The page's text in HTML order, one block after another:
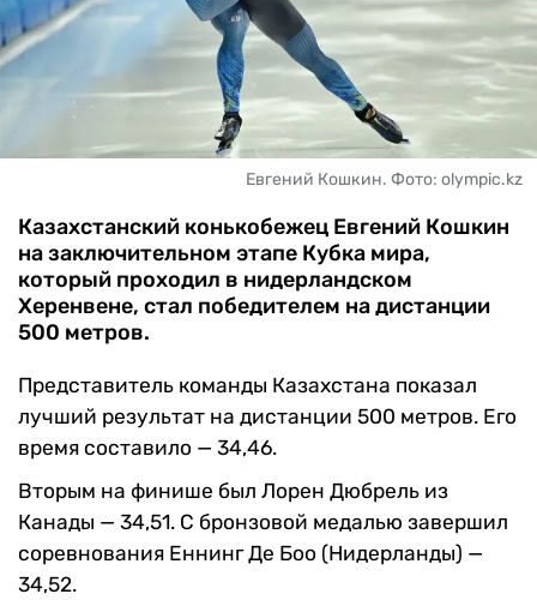
ЧМ-2026
ДРУГИЕ
БУКМЕКЕРЫ
Евгений Кошкин. Фото: olympic.kz
Казахстанский конькобежец Евгений Кошкин
на заключительном этапе Кубка мира,
который проходил в нидерландском
Херенвене, стал победителем на дистанции
500 метров.
Представитель команды Казахстана показал
лучший результат на дистанции 500 метров. Его
время составило — 34,46.
Вторым на финише был Лорен Дюбрель из
Канады — 34,51. С бронзовой медалью завершил
соревнования Еннинг Де Боо (Нидерланды) —
34,52.